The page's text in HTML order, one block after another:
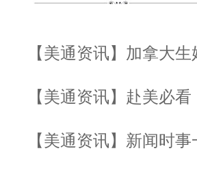
【美通资讯】加拿大
【美通资讯】赴美必
【美通资讯】新闻时事